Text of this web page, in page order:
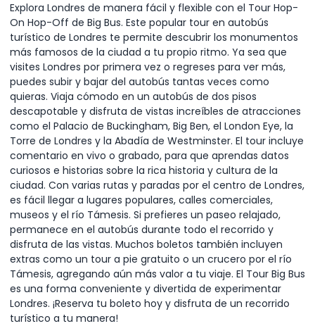
Explora Londres de manera fácil y flexible con el Tour Hop-
On Hop-Off de Big Bus. Este popular tour en autobús
turístico de Londres te permite descubrir los monumentos
más famosos de la ciudad a tu propio ritmo. Ya sea que
visites Londres por primera vez o regreses para ver más,
puedes subir y bajar del autobús tantas veces como
quieras. Viaja cómodo en un autobús de dos pisos
descapotable y disfruta de vistas increíbles de atracciones
como el Palacio de Buckingham, Big Ben, el London Eye, la
Torre de Londres y la Abadía de Westminster. El tour incluye
comentario en vivo o grabado, para que aprendas datos
curiosos e historias sobre la rica historia y cultura de la
ciudad. Con varias rutas y paradas por el centro de Londres,
es fácil llegar a lugares populares, calles comerciales,
museos y el río Támesis. Si prefieres un paseo relajado,
permanece en el autobús durante todo el recorrido y
disfruta de las vistas. Muchos boletos también incluyen
extras como un tour a pie gratuito o un crucero por el río
Támesis, agregando aún más valor a tu viaje. El Tour Big Bus
es una forma conveniente y divertida de experimentar
Londres. ¡Reserva tu boleto hoy y disfruta de un recorrido
turístico a tu manera!